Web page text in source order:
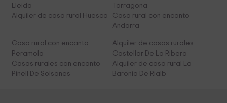
Lleida
Tarragona
Alquiler de casa rural Huesca
Casa rural con encanto
Andorra
Casa rural con encanto
Peramola
Alquiler de casas rurales
Castellar De La Ribera
Casas rurales con encanto
Pinell De Solsones
Alquiler de casa rural La
Baronia De Rialb